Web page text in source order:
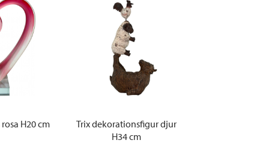
och tält
H20 cm
Trix dekorationsfigur djur
H34 cm